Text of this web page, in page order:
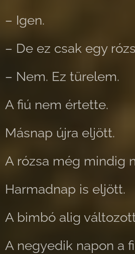
– Igen.
– De ez csak egy
– Nem. Ez türelem.
A fiú nem értette.
Másnap újra eljött.
A rózsa még mindig
Harmadnap is eljött.
A bimbó alig
A negyedik napon a